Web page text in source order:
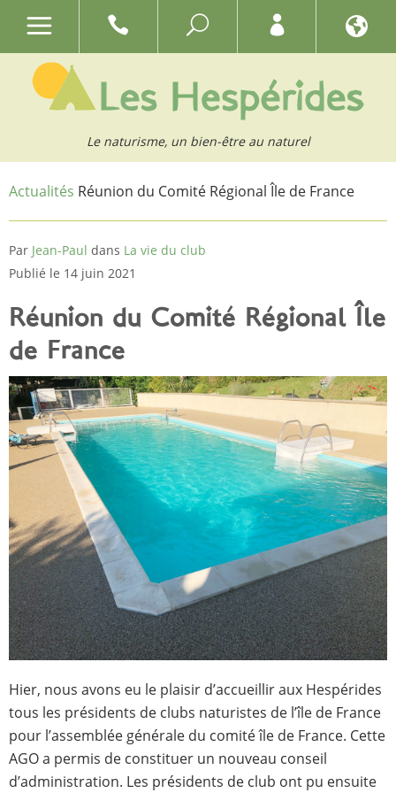
Le naturisme, un bien-être au naturel
Actualités Réunion du Comité Régional Île de France
Par Jean-Paul dans La vie du club
Publié le 14 juin 2021
Réunion du Comité Régional Île
de France
Hier, nous avons eu le plaisir d’accueillir aux Hespérides
tous les présidents de clubs naturistes de l’île de France
pour l’assemblée générale du comité île de France. Cette
AGO a permis de constituer un nouveau conseil
d’administration. Les présidents de club ont pu ensuite